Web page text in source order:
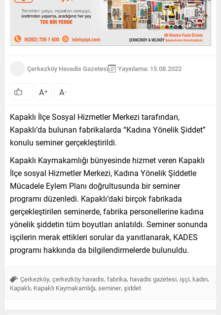
Çerkezköy Havadis Gazetesi Yayınlama: 15.08.2022
A+ A-
Kapaklı İlçe Sosyal Hizmetler Merkezi tarafından,
Kapaklı’da bulunan fabrikalarda “Kadına Yönelik Şiddet”
konulu seminer gerçekleştirildi.
Kapaklı Kaymakamlığı bünyesinde hizmet veren Kapaklı
İlçe sosyal Hizmetler Merkezi, Kadına Yönelik Şiddetle
Mücadele Eylem Planı doğrultusunda bir seminer
programı düzenledi. Kapaklı’daki birçok fabrikada
gerçekleştirilen seminerde, fabrika personellerine kadına
yönelik şiddetin tüm boyutları anlatıldı. Seminer sonunda
işçilerin merak ettikleri sorular da yanıtlanarak, KADES
programı hakkında da bilgilendirmelerde bulunuldu.
Çerkezköy, çerkezköy havadis, fabrika, havadis gazetesi, işçi, kadın,
Kapaklı, Kapaklı Kaymakamlığı, seminer, şiddet